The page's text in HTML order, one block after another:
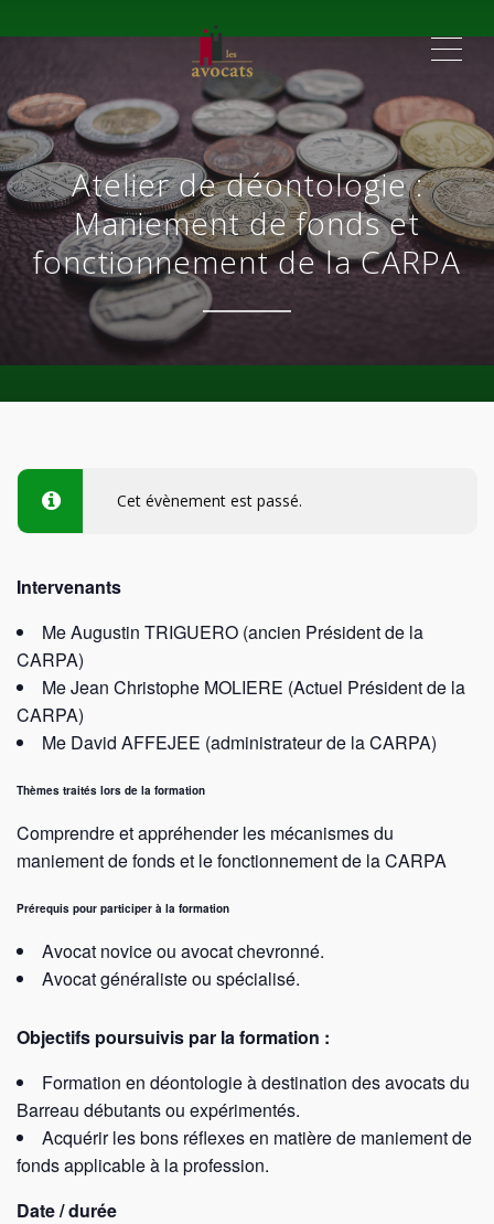
Atelier de déontologie :
Maniement de fonds et
fonctionnement de la CARPA
Cet évènement est passé.
Intervenants
Me Augustin TRIGUERO (ancien Président de la
CARPA)
Me Jean Christophe MOLIERE (Actuel Président de la
CARPA)
Me David AFFEJEE (administrateur de la CARPA)
Thèmes traités lors de la formation
Comprendre et appréhender les mécanismes du
maniement de fonds et le fonctionnement de la CARPA
Prérequis pour participer à la formation
Avocat novice ou avocat chevronné.
Avocat généraliste ou spécialisé.
Objectifs poursuivis par la formation :
Formation en déontologie à destination des avocats du
Barreau débutants ou expérimentés.
Acquérir les bons réflexes en matière de maniement de
fonds applicable à la profession.
Date / durée